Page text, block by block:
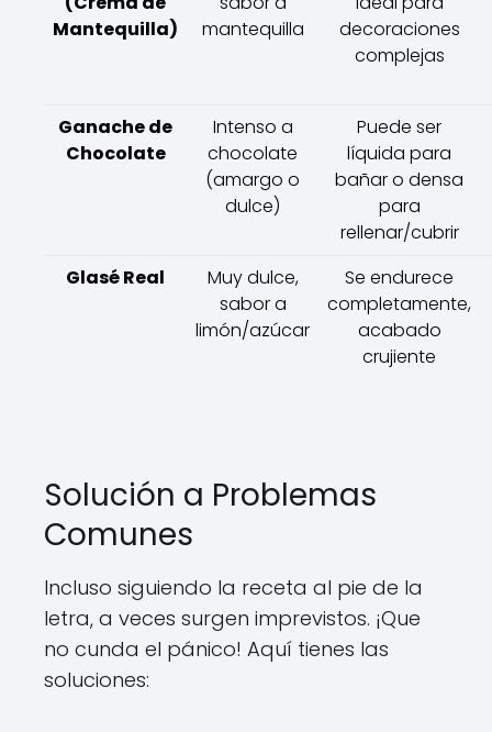
Mantequilla)
mantequilla
decoraciones
complejas
Ganache de
Chocolate
Intenso a
chocolate
(amargo o
dulce)
Puede ser
líquida para
bañar o densa
para
rellenar/cubrir
Glasé Real
Muy dulce,
sabor a
limón/azúcar
Se endurece
completamente,
acabado
crujiente
Solución a Problemas
Comunes
Incluso siguiendo la receta al pie de la
letra, a veces surgen imprevistos. ¡Que
no cunda el pánico! Aquí tienes las
soluciones: